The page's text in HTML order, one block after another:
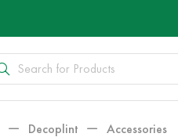
Decoplint Accessories